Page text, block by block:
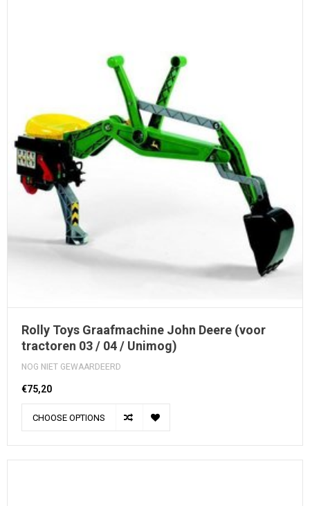
Rolly Toys Graafmachine John Deere (voor
tractoren 03 / 04 / Unimog)
NOG NIET GEWAARDEERD
€75,20
CHOOSE OPTIONS